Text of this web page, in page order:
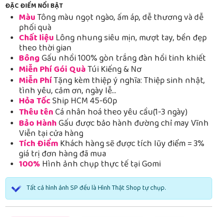
ĐẶC ĐIỂM NỔI BẬT
MàuTông màu ngọt ngào, ấm áp, dễ thương và dễ
phối quà
Chất liệu Lông nhung siêu mịn, mượt tay, bền đẹp
theo thời gian
BôngGấu nhồi 100% gòn trắng đàn hồi tinh khiết
Miễn Phí Gói QuàTúi Kiếng & Nơ
Miễn PhíTặng kèm thiệp ý nghĩa: Thiệp sinh nhật,
tình yêu, cảm ơn, ngày lễ…
Hỏa TốcShip HCM 45-60p
Thêu tênCá nhân hoá theo yêu cầu(1-3 ngày)
Bảo HànhGấu được bảo hành đường chỉ may Vĩnh
Viễn tại cửa hàng
Tích ĐiểmKhách hàng sẽ được tích lũy điểm = 3%
giá trị đơn hàng đã mua
100% Hình ảnh chụp thực tế tại Gomi
Tất cả hình ảnh SP đều là Hình Thật Shop tự chụp.